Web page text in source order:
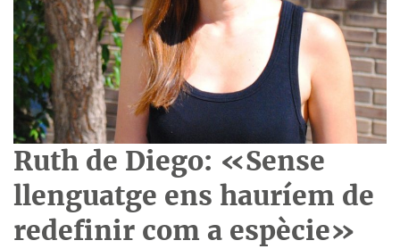
Ruth de Diego: «Sense
llenguatge ens hauríem de
redefinir com a espècie»